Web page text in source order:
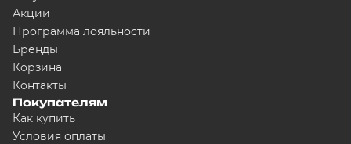
Акции
Программа лояльности
Бренды
Корзина
Контакты
Покупателям
Как купить
Условия оплаты